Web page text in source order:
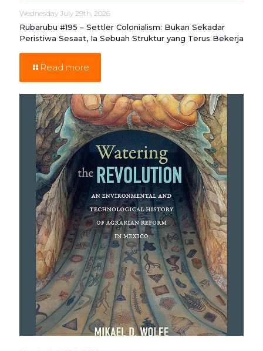
Wednesday July 29th, 2026
Rubarubu #195 – Settler Colonialism: Bukan Sekadar
Peristiwa Sesaat, Ia Sebuah Struktur yang Terus Bekerja
Read more